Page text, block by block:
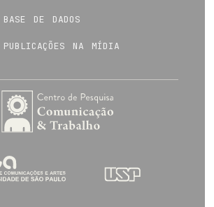
base de dados
publicações na mídia